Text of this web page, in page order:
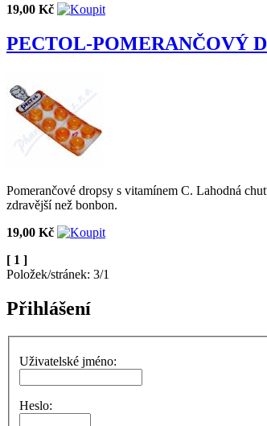
19,00 Kč
PECTOL-POMERANČOVÝ
Pomerančové dropsy s vitamínem C. Lahodná
zdravější než bonbon.
19,00 Kč
[ 1 ]
Položek/stránek: 3/1
Přihlášení
Uživatelské jméno:
Heslo: